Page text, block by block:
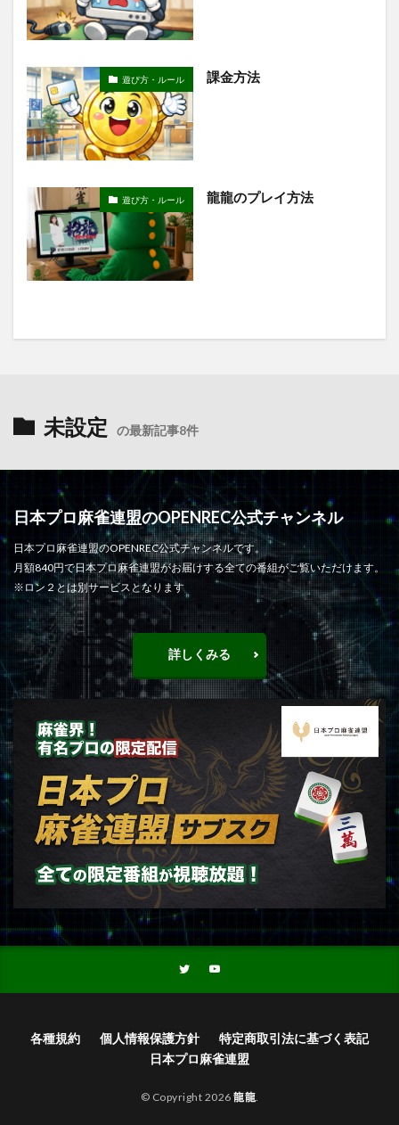
遊び方・ルール 課金方法
遊び方・ルール 龍龍のプレイ方法
未設定 の最新記事8件
日本プロ麻雀連盟のOPENREC公式チャンネル
日本プロ麻雀連盟のOPENREC公式チャンネルです。
月額840円で日本プロ麻雀連盟がお届けする全ての番組がご覧いただけます。
※ロン２とは別サービスとなります
詳しくみる
各種規約 個人情報保護方針
特定商取引法に基づく表記
日本プロ麻雀連盟
© Copyright 2026 龍龍.